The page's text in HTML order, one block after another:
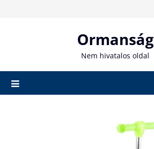
Ormanság
Nem hivatalos oldal